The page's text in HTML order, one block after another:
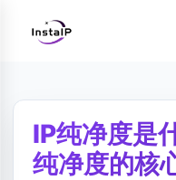
IP纯净度是
纯净度的核